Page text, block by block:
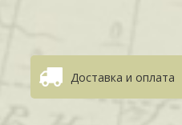
Доставка и оплата